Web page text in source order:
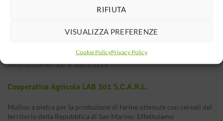
RIFIUTA
VISUALIZZA PREFERENZE
Cookie PolicyPrivacy Policy
Cooperativa Agricola LAB 301 S.c.a.r.l.
Mulino a pietra per la produzione di farine ottenute con cereali del
territorio della Repubblica di San Marino. Effettuiamo